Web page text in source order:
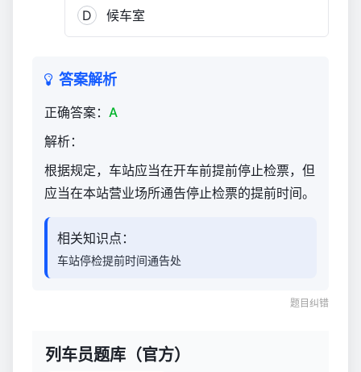
D 候车室
答案解析
正确答案： A
解析：
根据规定，车站应当在开车前提前停止检票，但
应当在本站营业场所通告停止检票的提前时间。
相关知识点：
车站停检提前时间通告处
题目纠错
列车员题库（官方）